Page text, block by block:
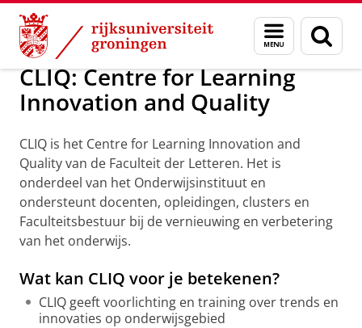
Skip
Content
Skip
Navigation
Menu
en
zoeken
Over ons Diensten en voorzieningen
CLIQ: Centre for Learning
Innovation and Quality
CLIQ is het Centre for Learning Innovation and
Quality van de Faculteit der Letteren. Het is
onderdeel van het Onderwijsinstituut en
ondersteunt docenten, opleidingen, clusters en
Faculteitsbestuur bij de vernieuwing en verbetering
van het onderwijs.
Wat kan CLIQ voor je betekenen?
CLIQ geeft voorlichting en training over trends en
innovaties op onderwijsgebied